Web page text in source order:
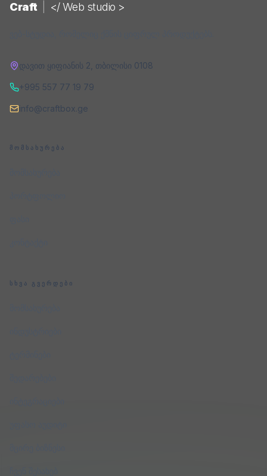
Craft </ Web studio >
დავით ყიფიანის 2 თბილისი 0108
+995 557 77 19 79
info@craftbox.ge
ᲛᲝᲛᲡᲐᲮᲣᲠᲔᲑᲐ
ᲡᲮᲕᲐ ᲒᲕᲔᲠᲓᲔᲑᲘ